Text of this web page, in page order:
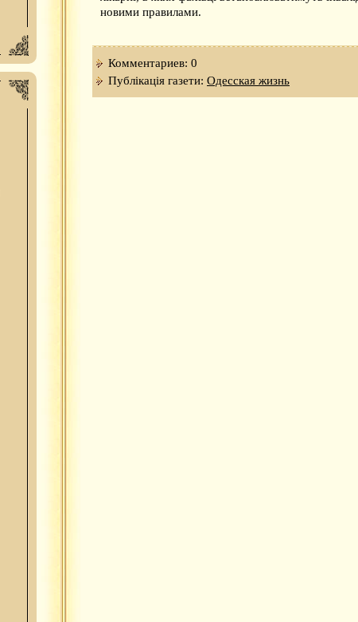
новими правилами.
Комментариев: 0
Публікація газети: Одесская жизнь